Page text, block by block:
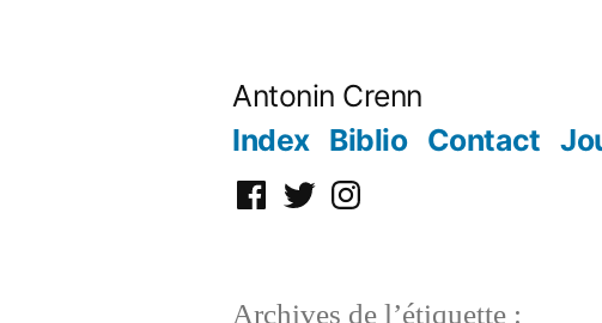
Antonin Crenn
Index Biblio Contact
Facebook
TwitterInstagram
Archives de l’étiquette :